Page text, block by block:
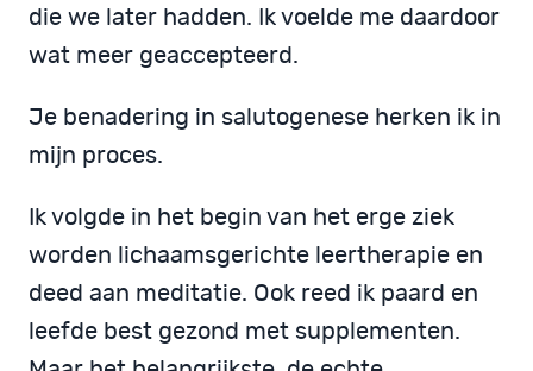
die we later hadden. Ik voelde me daardoor
wat meer geaccepteerd.
Je benadering in salutogenese herken ik in
mijn proces.
Ik volgde in het begin van het erge ziek
worden lichaamsgerichte leertherapie en
deed aan meditatie. Ook reed ik paard en
leefde best gezond met supplementen.